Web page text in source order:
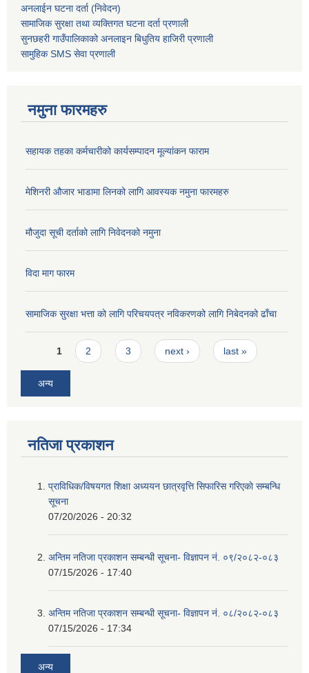
अनलाईन घटना दर्ता (निवेदन)
सामाजिक सुरक्षा तथा व्यक्तिगत घटना दर्ताप्रणाली
सुनछहरी गाउँपालिकाको अनलाइन बिधुतिय हाजिरी प्रणाली
सामुहिकSMS सेवाप्रणाली
नमुना फारमहरु
सहायक तहका कर्मचारीको कार्यसम्पादन मूल्यांकन फाराम
मेशिनरी औजार भाडामा लिनको लागि आवस्यक नमुना फारमहरु
मौजुदा सूची दर्ताको लागि निवेदनको नमुना
विदा माग फारम
सामाजिक सुरक्षा भत्ता को लागि परिचयपत्र नविकरणको लागि निबेदनको ढाँचा
Pages
1 2 3 next › last »
अन्य
नतिजा प्रकाशन
प्राविधिक/विषयगत शिक्षा अध्ययन छात्रवृत्ति सिफारिस गरिएकाे सम्बन्धि
सूचना
07/20/2026 - 20:32
अन्तिम नतिजा प्रकाशन सम्बन्धी सूचना- विज्ञापन नं. ०९/२०८२-०८३
07/15/2026 - 17:40
अन्तिम नतिजा प्रकाशन सम्बन्धी सूचना- विज्ञापन नं. ०८/२०८२-०८३
07/15/2026 - 17:34
अन्य